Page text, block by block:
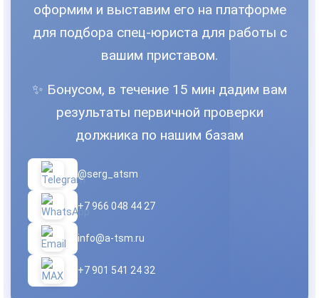
оформим и выставим его на платформе
для подбора спец-юриста для работы с
вашим приставом.
✨ Бонусом, в течение 15 мин дадим вам
результаты первичной проверки
должника по нашим базам
@serg_atsm
+7 966 048 44 27
info@a-tsm.ru
+7 901 541 24 32